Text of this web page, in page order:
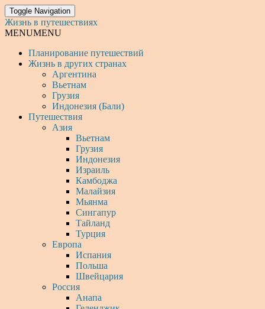
Toggle Navigation
Жизнь в путешествиях
MENUMENU
Планирование путешествий
Жизнь в других странах
Аргентина
Вьетнам
Грузия
Индонезия (Бали)
Путешествия
Азия
Вьетнам
Грузия
Индонезия
Израиль
Камбоджа
Малайзия
Мьянма
Сингапур
Тайланд
Турция
Европа
Испания
Польша
Швейцария
Россия
Анапа